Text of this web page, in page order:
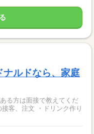
ルドなら、家庭
る方は面接で教えてくだ